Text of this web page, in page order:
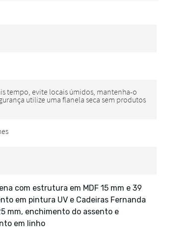
com estrutura em MDF 15 mm e 39
em pintura UV e Cadeiras Fernanda
mm, enchimento do assento e
em linho